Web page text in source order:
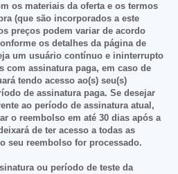
os materiais da oferta e os termos
(que são incorporados a este
preços podem variar de acordo
os detalhes da página de
um usuário contínuo e ininterrupto
com assinatura paga, em caso de
tendo acesso ao(s) seu(s)
de assinatura paga. Se desejar
ao período de assinatura atual,
o reembolso em até 30 dias após a
de ter acesso a todas as
seu reembolso for processado.
ou período de teste da